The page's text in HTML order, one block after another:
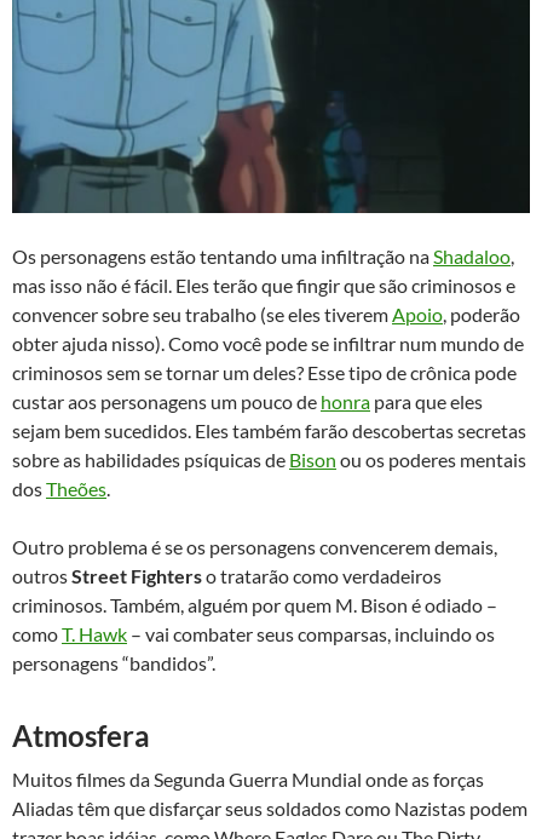
Os personagens estão tentando uma infiltração na Shadaloo
mas isso não é fácil. Eles terão que fingir que são criminosos e
convencer sobre seu trabalho (se eles tiverem Apoio , poderão
obter ajuda nisso). Como você pode se infiltrar num mundo de
criminosos sem se tornar um deles? Esse tipo de crônica pode
custar aos personagens um pouco de honra para que eles
sejam bem sucedidos. Eles também farão descobertas secretas
sobre as habilidades psíquicas de Bison ou os poderes mentais
dosTheões
Outro problema é se os personagens convencerem demais,
outrosStreet Fighterso tratarão como verdadeiros
criminosos. Também, alguém por quem M. Bison é odiado –
comoT. Hawk – vai combater seus comparsas, incluindo os
personagens “bandidos”.
Atmosfera
Muitos filmes da Segunda Guerra Mundial onde as forças
Aliadas têm que disfarçar seus soldados como Nazistas podem